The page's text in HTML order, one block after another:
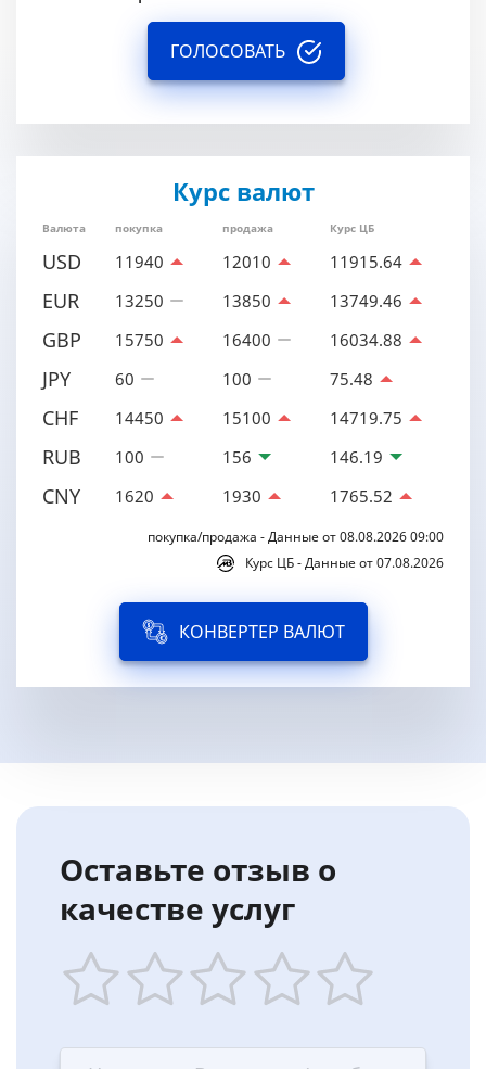
ГОЛОСОВАТЬ
Курс валют
Валюта покупка продажа Курс ЦБ
USD 11940 12010 11915.64
EUR 13250 13850 13749.46
GBP 15750 16400 16034.88
JPY 60 100 75.48
CHF 14450 15100 14719.75
RUB 100 156 146.19
CNY 1620 1930 1765.52
покупка/продажа - Данные от 08.08.2026 09:00
Курс ЦБ - Данные от 07.08.2026
КОНВЕРТЕР ВАЛЮТ
Оставьте отзыв о
качестве услуг
star
stars
stars
stars
stars